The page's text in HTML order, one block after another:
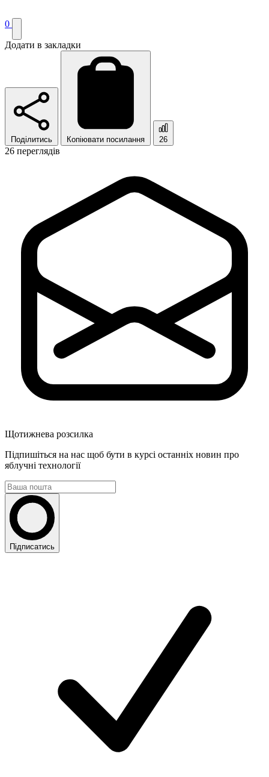
0
Додати в закладки
Поділитись Копіювати посилання 26
26 переглядів
Щотижнева розсилка
Підпишіться на нас щоб бути в курсі останніх новин про
яблучні технології
Підписатись